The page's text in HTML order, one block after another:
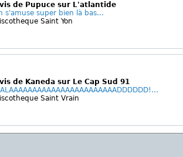
de Pupuce sur L'atlantide
s'amuse super bien là bas...
Saint Yon
de Kaneda sur Le Cap Sud 91
Saint Vrain